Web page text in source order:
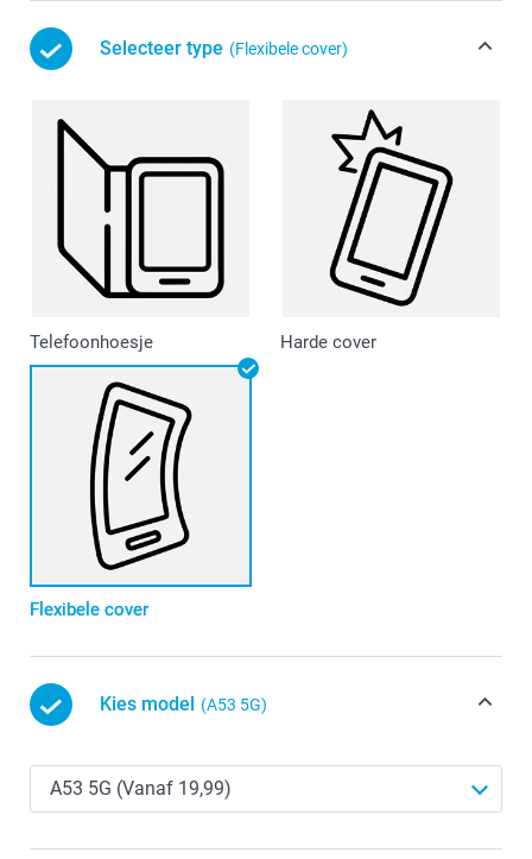
Selecteer type (Flexibele cover)
Telefoonhoesje Harde cover
Flexibele cover
Kies model (A53 5G)